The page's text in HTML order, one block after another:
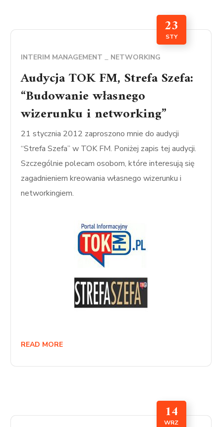
23
STY
INTERIM MANAGEMENT NETWORKING
Audycja TOK FM, Strefa Szefa:
“Budowanie własnego
wizerunku i networking”
21 stycznia 2012 zaproszono mnie do audycji
“Strefa Szefa” w TOK FM. Poniżej zapis tej audycji.
Szczególnie polecam osobom, które interesują się
zagadnieniem kreowania własnego wizerunku i
networkingiem.
READ MORE
14
WRZ